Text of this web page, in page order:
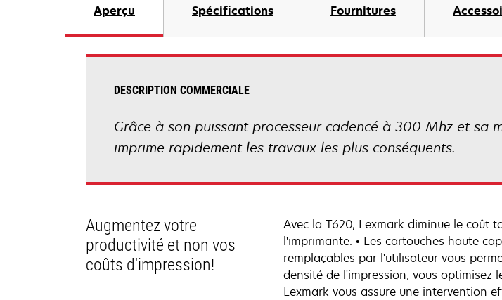
Aperçu Spécifications Fournitures
DESCRIPTION COMMERCIALE
Grâce à son puissant processeur cadencé à 300 Mhz et sa
imprime rapidement les travaux les plus conséquents.
Augmentez votre
productivité et non vos
coûts d'impression!
Avec la T620, Lexmark diminue le coût
l'imprimante. • Les cartouches haute
remplaçables par l'utilisateur vous
densité de l'impression, vous optimisez
Lexmark vous assure une intervention